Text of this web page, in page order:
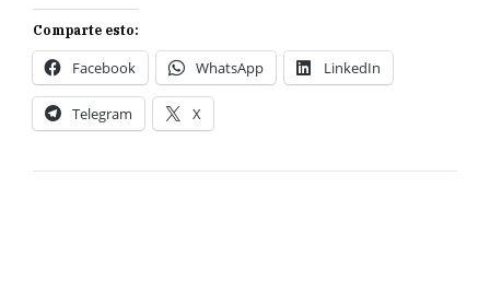
Comparte esto:
Facebook WhatsApp LinkedIn
Telegram X